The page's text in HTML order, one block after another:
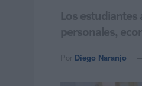
Los
personales,
Por Diego Naranjo